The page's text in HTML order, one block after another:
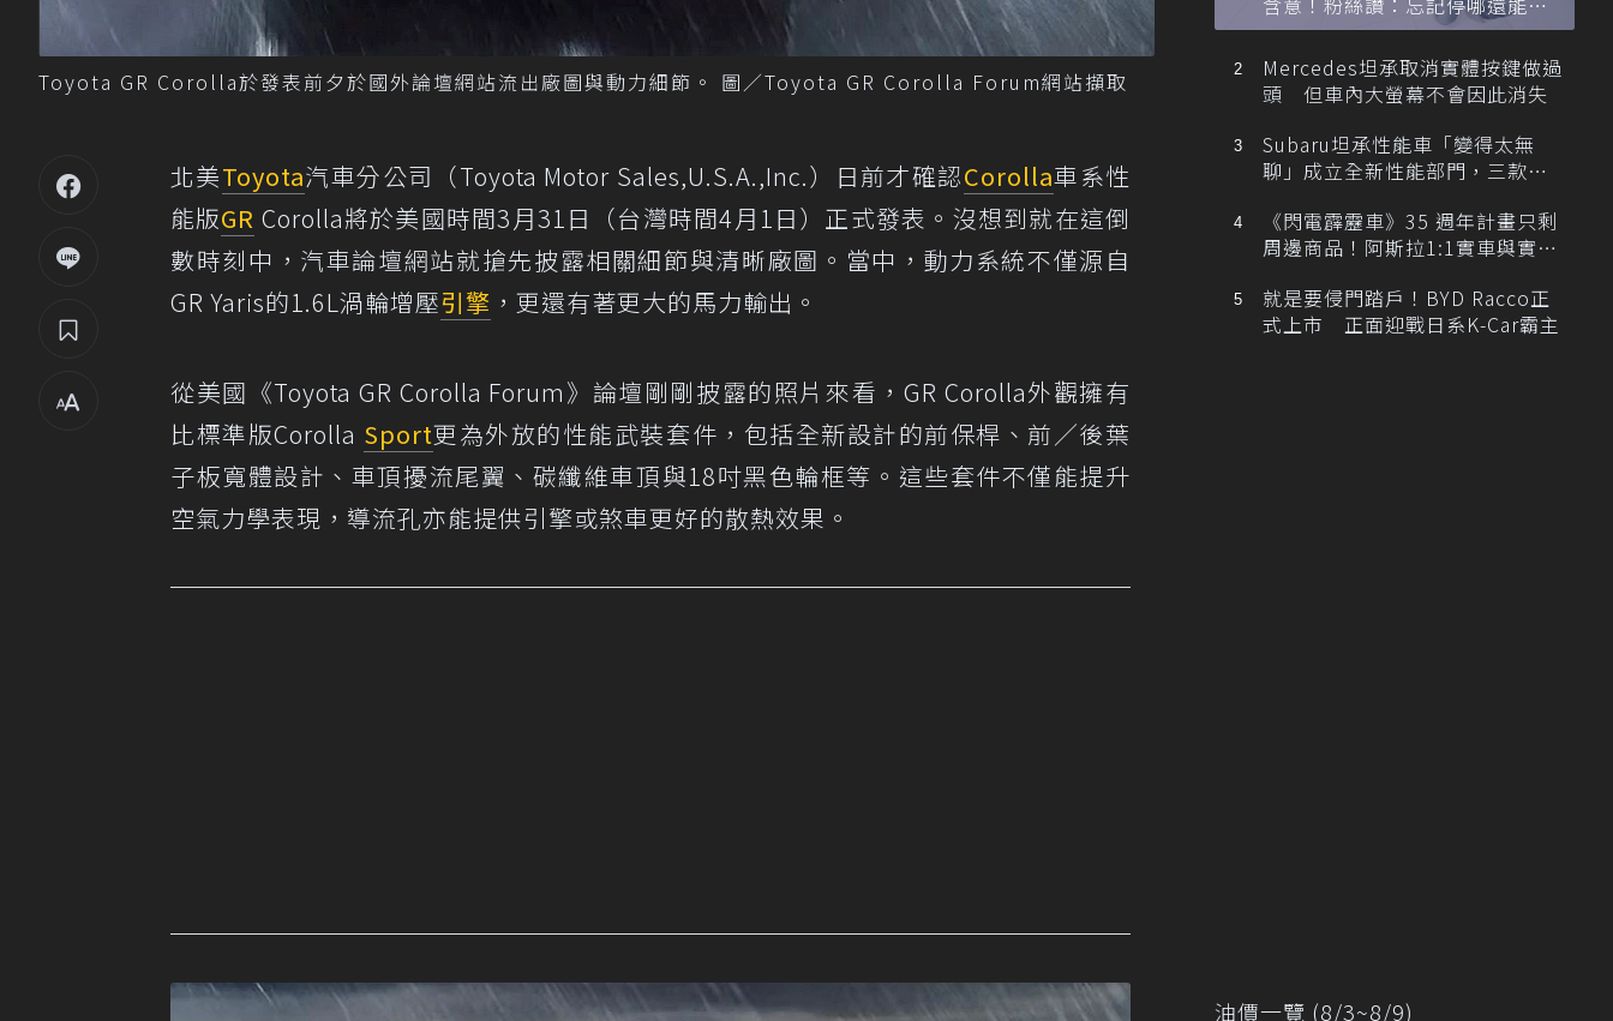
Toyota GR Corolla於發表前夕於國外論壇網站流出廠圖與動力細節。 圖／Toyota GR Corolla Forum網站擷取
北美Toyota汽車分公司（Toyota Motor Sales,U.S.A.,Inc.）日前才確認Corolla車系性
能版GR Corolla將於美國時間3月31日（台灣時間4月1日）正式發表。沒想到就在這倒
數時刻中，汽車論壇網站就搶先披露相關細節與清晰廠圖。當中，動力系統不僅源自
GR Yaris的1.6L渦輪增壓引擎 ，更還有著更大的馬力輸出。
從美國《Toyota GR Corolla Forum》論壇剛剛披露的照片來看，GR Corolla外觀擁有
比標準版Corolla Sport更為外放的性能武裝套件，包括全新設計的前保桿、前／後葉
子板寬體設計、車頂擾流尾翼、碳纖維車頂與18吋黑色輪框等。這些套件不僅能提升
空氣力學表現，導流孔亦能提供引擎或煞車更好的散熱效果。
忙找車
Mercedes坦承取消實體按鍵做過
頭 但車內大螢幕不會因此消失
Subaru坦承性能車「變得太無
聊」成立全新性能部門，三款手
《閃電霹靂車》35 週年計畫只剩
周邊商品！阿斯拉1:1實車與實體
就是要侵門踏戶！BYD Racco正
式上市 正面迎戰日系K-Car霸主
油價一覽 (8/3~8/9)